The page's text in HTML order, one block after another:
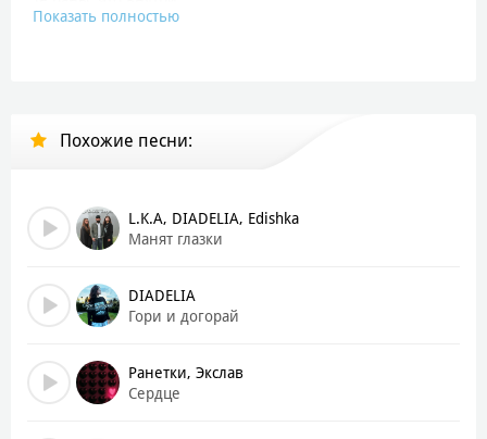
Остались навсегда
Разбитые мечты
На сердце раны, боль
И знает лишь луна
Как ты меня ждала
Строчки мои звучат
Те раны что внутри
Остались навсегда
Показать полностью
Похожие песни:
L.K.A, DIADELIA, Edishka
Манят глазки
DIADELIA
Гори и догорай
Ранетки, Экслав
Сердце